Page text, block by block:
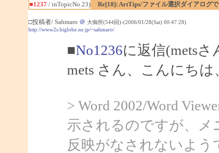
■1237/ inTopicNo.23) Re[18]: ArtTips/ファイル選択ダイアログ
□投稿者/ Sahmaro ＠ 大御所(544回)-(2006/01/28(Sat) 00:47:28)
http://www2s.biglobe.ne.jp/~sahmaro/
■No1236に返信(metsさ
mets さん、こんにちは
> Word 2002/Word
示されるのですが、メ
反映がなされないよう